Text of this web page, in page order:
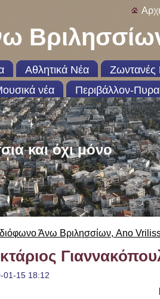
Αθλητικά Νέα Ζωντανές
νέα Περιβάλλον-
και όχι μόνο
Άνω Βριλησσίων, Ano
01-15 18:12